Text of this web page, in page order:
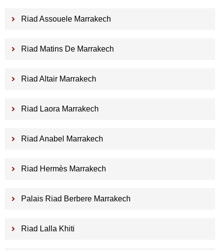
Riad Assouele Marrakech
Riad Matins De Marrakech
Riad Altair Marrakech
Riad Laora Marrakech
Riad Anabel Marrakech
Riad Hermès Marrakech
Palais Riad Berbere Marrakech
Riad Lalla Khiti